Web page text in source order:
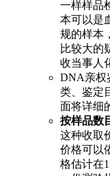
一样样品
本可以是
规的样本
比较大的
收当事人
DNA亲权
类、鉴定
面将详细
按样品数
这种收取
价格可以
格估计在